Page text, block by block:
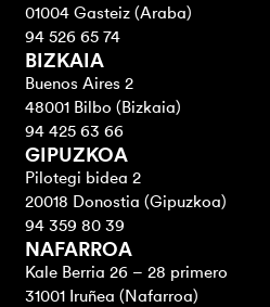
01004 Gasteiz (Araba)
94 526 65 74
BIZKAIA
Buenos Aires 2
48001 Bilbo (Bizkaia)
94 425 63 66
GIPUZKOA
Pilotegi bidea 2
20018 Donostia (Gipuzkoa)
94 359 80 39
NAFARROA
Kale Berria 26 – 28 primero
31001 Iruñea (Nafarroa)